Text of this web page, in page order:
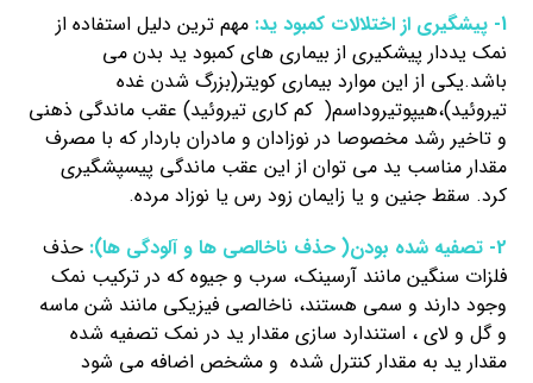
1- پیشگیری از اختلالات کمبود ید:
مهم ترین دلیل استفاده از
نمک یددار پیشکیری از بیماری های کمبود ید بدن می
باشد.یکی از این موارد بیماری کویتر(بزرگ شدن غده
تیروئید)،هیپوتیروداسم( کم کاری تیروئید) عقب ماندگی ذهنی
و تاخیر رشد مخصوصا در نوزادان و مادران باردار که با مصرف
مقدار مناسب ید می توان از این عقب ماندگی پیسپشگیری
کرد. سقط جنین و یا زایمان زود رس یا نوزاد مرده.
2- تصفیه شده بودن( حذف ناخالصی ها و آلودگی ها):
حذف
فلزات سنگین مانند آرسینک، سرب و جیوه که در ترکیب نمک
وجود دارند و سمی هستند، ناخالصی فیزیکی مانند شن ماسه
و گل و لای ، استندارد سازی مقدار ید در نمک تصفیه شده
مقدار ید به مقدار کنترل شده و مشخص اضافه می شود